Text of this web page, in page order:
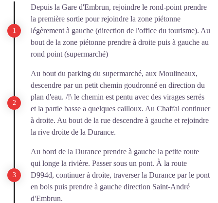
Depuis la Gare d'Embrun, rejoindre le rond-point prendre
la première sortie pour rejoindre la zone piétonne
légèrement à gauche (direction de l'office du tourisme). Au
bout de la zone piétonne prendre à droite puis à gauche au
rond point (supermarché)
Au bout du parking du supermarché, aux Moulineaux,
descendre par un petit chemin goudronné en direction du
plan d'eau. /!\ le chemin est pentu avec des virages serrés
et la partie basse a quelques cailloux. Au Chaffal continuer
à droite. Au bout de la rue descendre à gauche et rejoindre
la rive droite de la Durance.
Au bord de la Durance prendre à gauche la petite route
qui longe la rivière. Passer sous un pont. À la route
D994d, continuer à droite, traverser la Durance par le pont
en bois puis prendre à gauche direction Saint-André
d'Embrun.